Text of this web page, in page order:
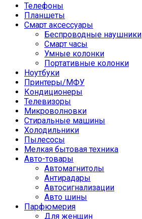
Телефоны
Планшеты
Смарт аксессуары
Беспроводные наушники
Смарт часы
Умные колонки
Портативные колонки
Ноутбуки
Принтеры/МФУ
Кондиционеры
Телевизоры
Микроволновки
Стиральные машины
Холодильники
Пылесосы
Мелкая бытовая техника
Авто-товары
Автомагнитолы
Антирадары
Автосигнализации
Авто шины
Парфюмерия
Для женщин